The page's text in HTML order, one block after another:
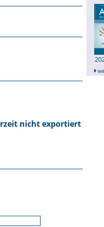
nicht exportiert